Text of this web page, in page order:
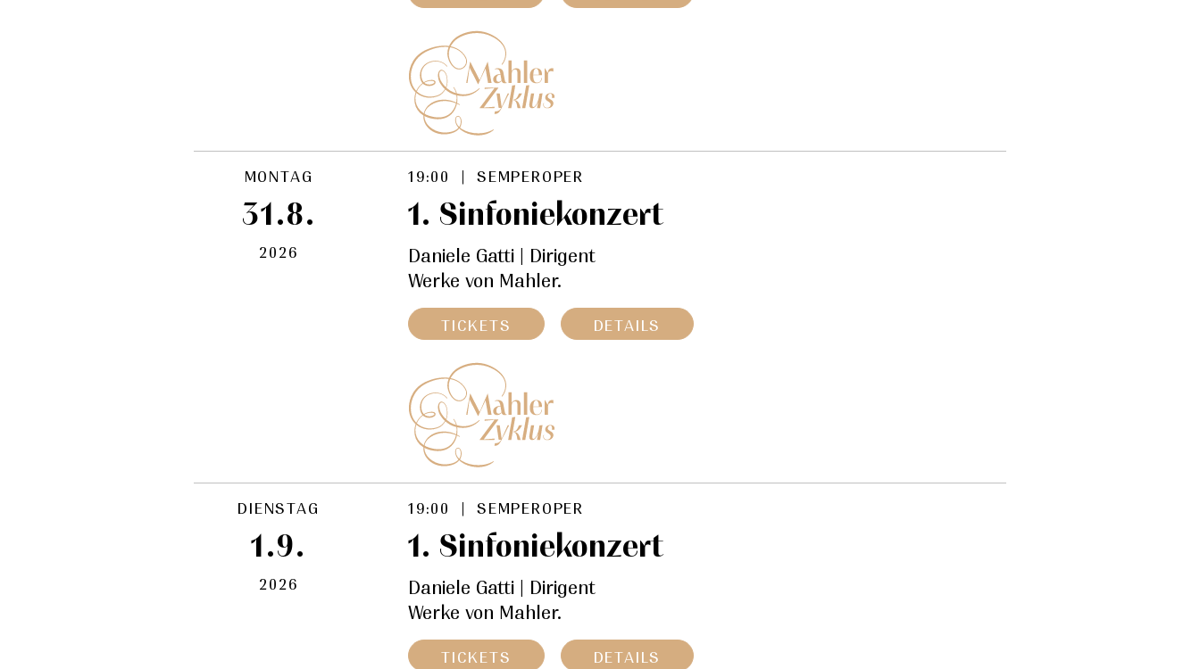
MONTAG
31.8.
2026
19:00 | SEMPEROPER
1. Sinfoniekonzert
Daniele Gatti | Dirigent
Werke von Mahler.
TICKETS DETAILS
DIENSTAG
1.9.
2026
19:00 | SEMPEROPER
1. Sinfoniekonzert
Daniele Gatti | Dirigent
Werke von Mahler.
TICKETS DETAILS